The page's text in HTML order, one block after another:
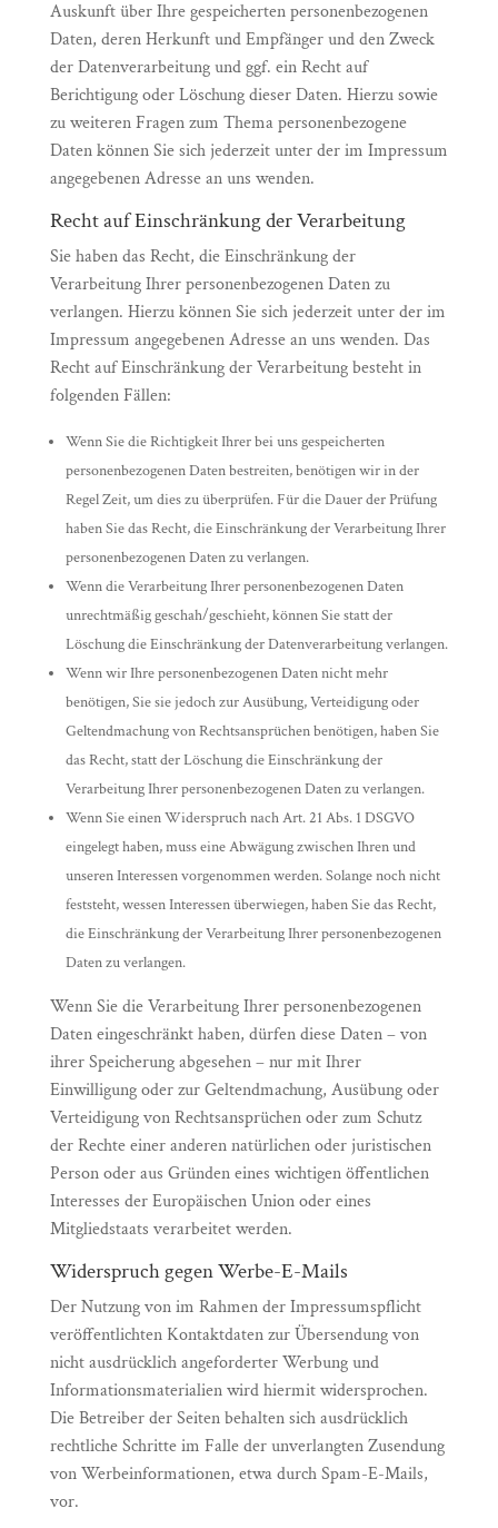
Auskunft über Ihre gespeicherten personenbezogenen
Daten, deren Herkunft und Empfänger und den Zweck
der Datenverarbeitung und ggf. ein Recht auf
Berichtigung oder Löschung dieser Daten. Hierzu sowie
zu weiteren Fragen zum Thema personenbezogene
Daten können Sie sich jederzeit unter der im Impressum
angegebenen Adresse an uns wenden.
Recht auf Einschränkung der Verarbeitung
Sie haben das Recht, die Einschränkung der
Verarbeitung Ihrer personenbezogenen Daten zu
verlangen. Hierzu können Sie sich jederzeit unter der im
Impressum angegebenen Adresse an uns wenden. Das
Recht auf Einschränkung der Verarbeitung besteht in
folgenden Fällen:
Wenn Sie die Richtigkeit Ihrer bei uns gespeicherten
personenbezogenen Daten bestreiten, benötigen wir in der
Regel Zeit, um dies zu überprüfen. Für die Dauer der Prüfung
haben Sie das Recht, die Einschränkung der Verarbeitung Ihrer
personenbezogenen Daten zu verlangen.
Wenn die Verarbeitung Ihrer personenbezogenen Daten
unrechtmäßig geschah/geschieht, können Sie statt der
Löschung die Einschränkung der Datenverarbeitung verlangen.
Wenn wir Ihre personenbezogenen Daten nicht mehr
benötigen, Sie sie jedoch zur Ausübung, Verteidigung oder
Geltendmachung von Rechtsansprüchen benötigen, haben Sie
das Recht, statt der Löschung die Einschränkung der
Verarbeitung Ihrer personenbezogenen Daten zu verlangen.
Wenn Sie einen Widerspruch nach Art. 21 Abs. 1 DSGVO
eingelegt haben, muss eine Abwägung zwischen Ihren und
unseren Interessen vorgenommen werden. Solange noch nicht
feststeht, wessen Interessen überwiegen, haben Sie das Recht,
die Einschränkung der Verarbeitung Ihrer personenbezogenen
Daten zu verlangen.
Wenn Sie die Verarbeitung Ihrer personenbezogenen
Daten eingeschränkt haben, dürfen diese Daten – von
ihrer Speicherung abgesehen – nur mit Ihrer
Einwilligung oder zur Geltendmachung, Ausübung oder
Verteidigung von Rechtsansprüchen oder zum Schutz
der Rechte einer anderen natürlichen oder juristischen
Person oder aus Gründen eines wichtigen öffentlichen
Interesses der Europäischen Union oder eines
Mitgliedstaats verarbeitet werden.
Widerspruch gegen Werbe-E-Mails
Der Nutzung von im Rahmen der Impressumspflicht
veröffentlichten Kontaktdaten zur Übersendung von
nicht ausdrücklich angeforderter Werbung und
Informationsmaterialien wird hiermit widersprochen.
Die Betreiber der Seiten behalten sich ausdrücklich
rechtliche Schritte im Falle der unverlangten Zusendung
von Werbeinformationen, etwa durch Spam-E-Mails,
vor.